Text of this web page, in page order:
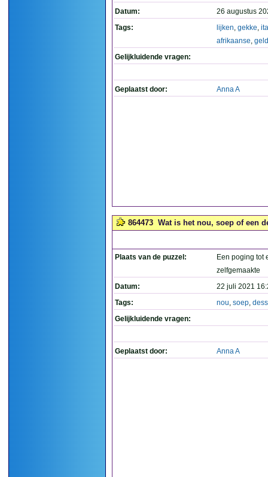
Datum:
26 augustus
Tags:
lijken, gekke,
afrikaanse, geld
Gelijkluidende vragen:
Geplaatst door: Anna A
864473 Wat is het nou, soep of een
Plaats van de puzzel:
Een poging tot
zelfgemaakte
Datum:
22 juli 2021
Tags:
nou, soep,
Gelijkluidende vragen:
Geplaatst door: Anna A